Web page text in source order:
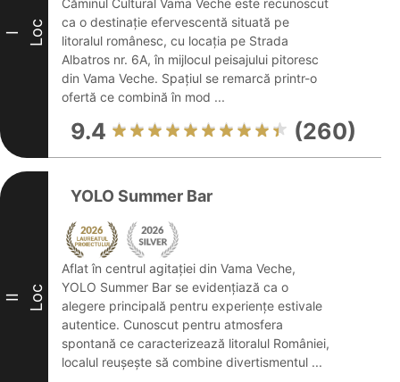
I Loc
Căminul Cultural Vama Veche este recunoscut
ca o destinație efervescentă situată pe
litoralul românesc, cu locația pe Strada
Albatros nr. 6A, în mijlocul peisajului pitoresc
din Vama Veche. Spațiul se remarcă printr-o
ofertă ce combină în mod ...
9.4 (260)
II Loc
YOLO Summer Bar
Aflat în centrul agitației din Vama Veche,
YOLO Summer Bar se evidențiază ca o
alegere principală pentru experiențe estivale
autentice. Cunoscut pentru atmosfera
spontană ce caracterizează litoralul României,
localul reușește să combine divertismentul ...